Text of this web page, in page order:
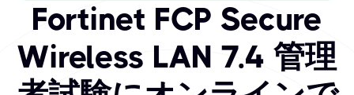
Fortinet FCP Secure
Wireless LAN 7.4 管理